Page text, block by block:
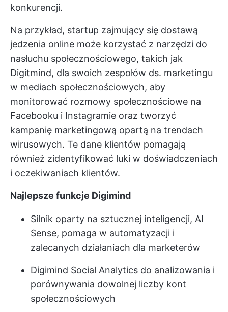
konkurencji.
Na przykład, startup zajmujący się dostawą
jedzenia online może korzystać z narzędzi do
nasłuchu społecznościowego, takich jak
Digitmind, dla swoich zespołów ds. marketingu
w mediach społecznościowych, aby
monitorować rozmowy społecznościowe na
Facebooku i Instagramie oraz tworzyć
kampanię marketingową opartą na trendach
wirusowych. Te dane klientów pomagają
również zidentyfikować luki w doświadczeniach
i oczekiwaniach klientów.
Najlepsze funkcje Digimind
Silnik oparty na sztucznej inteligencji, AI
Sense, pomaga w automatyzacji i
zalecanych działaniach dla marketerów
Digimind Social Analytics do analizowania i
porównywania dowolnej liczby kont
społecznościowych